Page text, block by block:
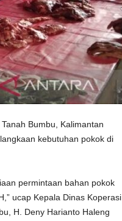
Bumbu, Kalimantan
kebutuhan pokok di
permintaan bahan pokok
ucap Kepala Dinas Koperasi
H. Deny Harianto Haleng